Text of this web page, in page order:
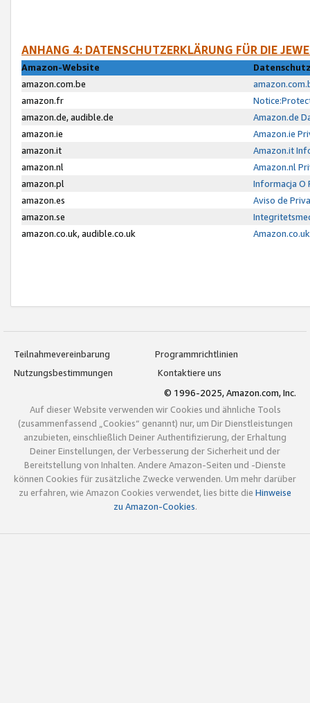
ANHANG 4: DATENSCHUTZERKLÄRUNG FÜR DIE
Amazon-Website
amazon.com.be
amazon.fr
amazon.de, audible.de
Amazon.de
amazon.ie
Amazon.ie
amazon.it
Amazon.it
amazon.nl
Amazon.nl
amazon.pl
Informacja O
amazon.es
Aviso de
amazon.se
amazon.co.uk, audible.co.uk
Teilnahmevereinbarung
Programmrichtlinien
Nutzungsbestimmungen
Kontaktiere uns
© 1996-2025, Amazon.com, Inc.
Auf dieser Website verwenden wir Cookies und ähnliche Tools
(zusammenfassend „Cookies“ genannt) nur, um Dir Dienstleistungen
anzubieten, einschließlich Deiner Authentifizierung, der Erhaltung
Deiner Einstellungen, der Verbesserung der Sicherheit und der
Bereitstellung von Inhalten. Andere Amazon-Seiten und -Dienste
können Cookies für zusätzliche Zwecke verwenden. Um mehr darüber
zu erfahren, wie Amazon Cookies verwendet, lies bitte die Hinweise
zu Amazon-Cookies.